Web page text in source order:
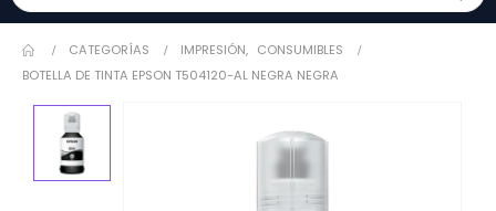
CATEGORÍAS IMPRESIÓN, CONSUMIBLES
BOTELLA DE TINTA EPSON T504120-AL NEGRA NEGRA